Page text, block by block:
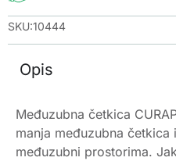
SKU:10444
Opis
Međuzubna četkica
manja međuzubna
međuzubni prostorima.